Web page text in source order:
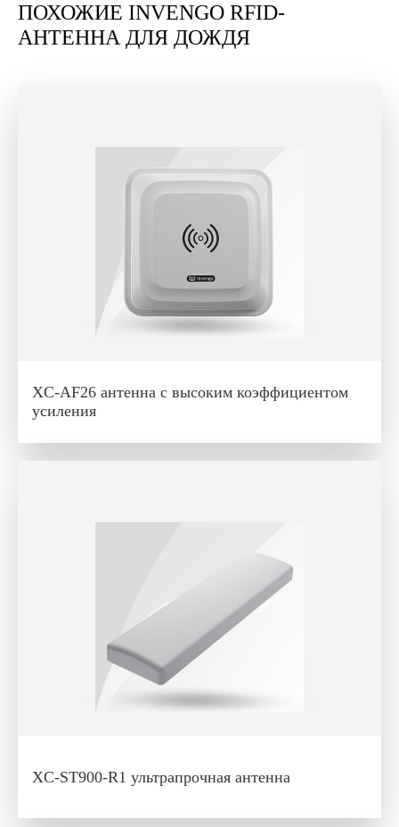
ПОХОЖИЕ INVENGO RFID-
АНТЕННА ДЛЯ ДОЖДЯ
XC-AF26 антенна с высоким коэффициентом
усиления
XC-ST900-R1 ультрапрочная антенна